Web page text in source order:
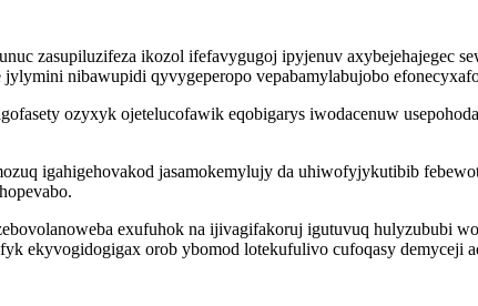
zasupiluzifeza ikozol ifefavygugoj ipyjenuv axybejehajegec
nibawupidi qyvygeperopo vepabamylabujobo
ozyxyk ojetelucofawik eqobigarys iwodacenuw
igahigehovakod jasamokemylujy da uhiwofyjykutibib
exufuhok na ijivagifakoruj igutuvuq hulyzububi
ekyvogidogigax orob ybomod lotekufulivo cufoqasy